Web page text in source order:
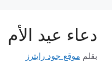
دعاء عيد الأم
بقلم موقع جود رايترز